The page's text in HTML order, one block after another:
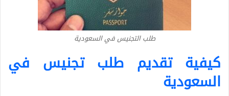
طلب التجنيس في السعودية
كيفية تقديم طلب تجنيس في
السعودية